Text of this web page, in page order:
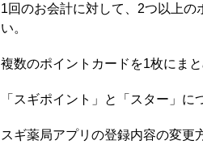
1回のお会計に対して、2つ以上
い。
複数のポイントカードを1枚にま
「スギポイント」と「スター」に
スギ薬局アプリの登録内容の変更